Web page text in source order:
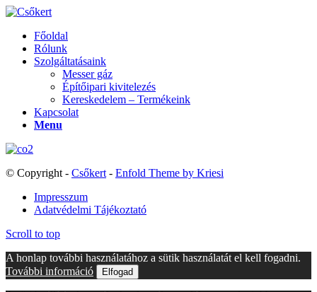
Főoldal
Rólunk
Szolgáltatásaink
Messer gáz
Építőipari kivitelezés
Kereskedelem – Termékeink
Kapcsolat
Menu
© Copyright - Csőkert - Enfold Theme by Kriesi
Impresszum
Adatvédelmi Tájékoztató
Scroll to top
A honlap további használatához a sütik használatát el kell fogadni.
További információ
Elfogad